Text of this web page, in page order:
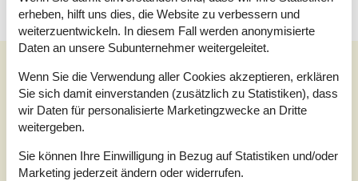
Unsere GästebewertungenExterne Bewertungen
3,5
erheben, hilft uns dies, die Website zu verbessern und
weiterzuentwickeln. In diesem Fall werden anonymisierte
Daten an unsere Subunternehmer weitergeleitet.
Wenn Sie die Verwendung aller Cookies akzeptieren, erklären
Sie sich damit einverstanden (zusätzlich zu Statistiken), dass
wir Daten für personalisierte Marketingzwecke an Dritte
weitergeben.
Sie können Ihre Einwilligung in Bezug auf Statistiken und/oder
Marketing jederzeit ändern oder widerrufen.